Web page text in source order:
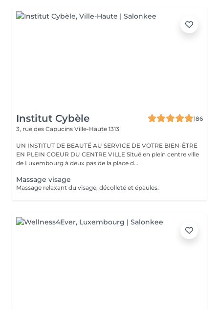
Institut Cybèle
186
3, rue des Capucins Ville-Haute 1313
UN INSTITUT DE BEAUTÉ AU SERVICE DE VOTRE BIEN-ÊTRE
EN PLEIN COEUR DU CENTRE VILLE Situé en plein centre ville
de Luxembourg à deux pas de la place d...
Massage visage
Massage relaxant du visage, décolleté et épaules.